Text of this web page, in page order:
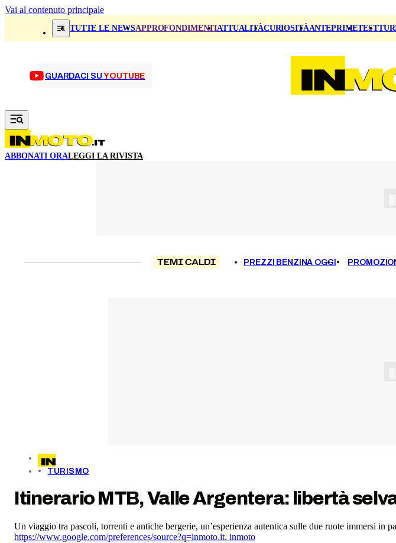
Vai al contenuto principale
TUTTE LE NEWSAPPROFONDIMENTIATTUALITÀCURIOSITÀANTEPRIMETEST
GUARDACI SUYOUTUBE
ABBONATI ORALEGGI LA RIVISTA
TEMI CALDI PREZZI BENZINA OGGI
TURISMO
Itinerario MTB, Valle Argentera: libertà
Un viaggio tra pascoli, torrenti e antiche bergerie, un’esperienza autentica sulle due ruote immersi in
https://www.google.com/preferences/source?q=inmoto.it, inmoto